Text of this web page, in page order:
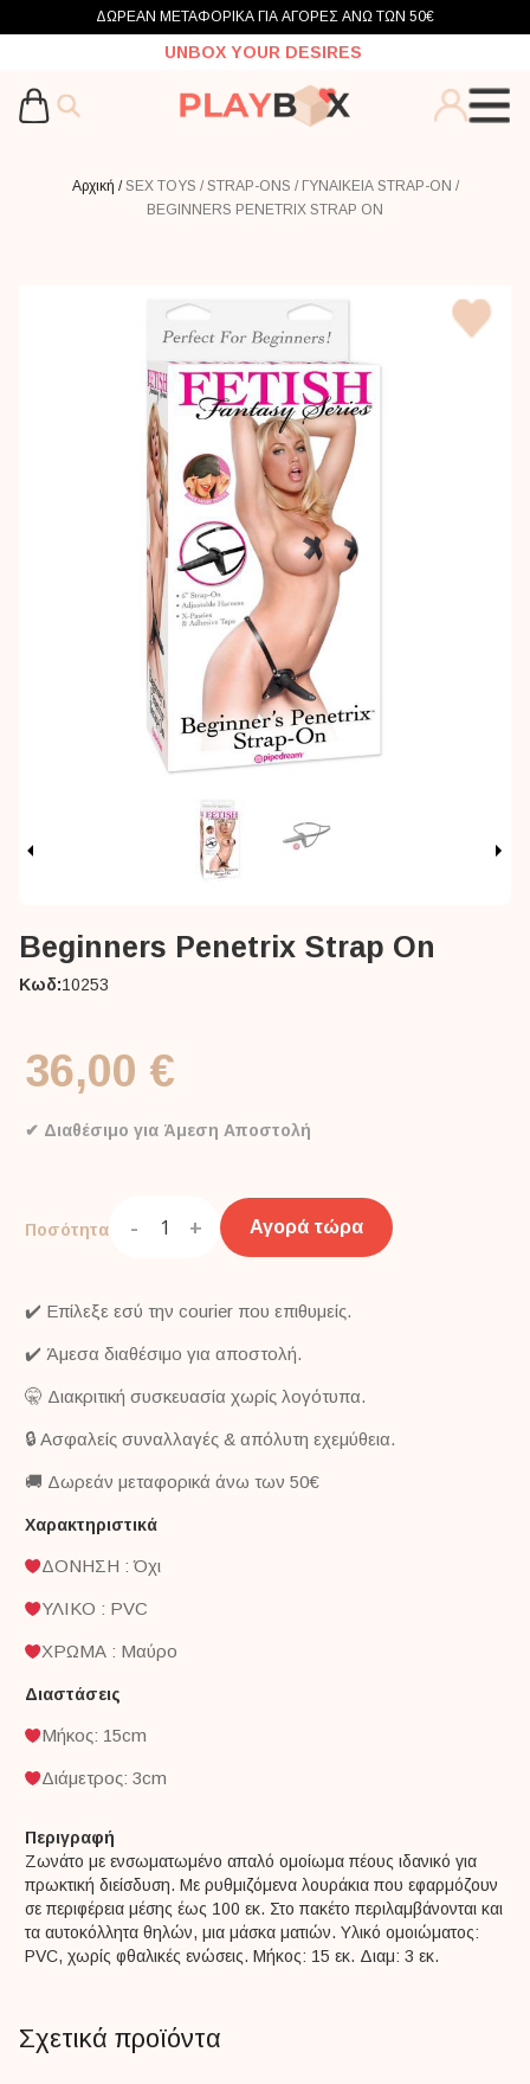
ΔΩΡΕΑΝ ΜΕΤΑΦΟΡΙΚΑ ΓΙΑ ΑΓΟΡΕΣ ΑΝΩ ΤΩΝ 50€
UNBOX YOUR DESIRES
Αρχική /SEX TOYS /STRAP-ONS / ΓΥΝΑΙΚΕΙΑ STRAP-ON /
BEGINNERS PENETRIX STRAP ON
Beginners Penetrix Strap On
Κωδ:10253
36,00 €
✔ Διαθέσιμο για Άμεση Αποστολή
Ποσότητα - + Αγορά τώρα
✔️ Επίλεξε εσύ την courier που επιθυμείς.
✔️ Άμεσα διαθέσιμο για αποστολή.
🤫 Διακριτική συσκευασία χωρίς λογότυπα.
🔒 Ασφαλείς συναλλαγές & απόλυτη εχεμύθεια.
🚚 Δωρεάν μεταφορικά άνω των 50€
Χαρακτηριστικά
ΔΟΝΗΣΗ : Όχι
ΥΛΙΚΟ : PVC
ΧΡΩΜΑ : Μαύρο
Διαστάσεις
Μήκος: 15cm
Διάμετρος: 3cm
Περιγραφή
Ζωνάτο με ενσωματωμένο απαλό ομοίωμα πέους ιδανικό για
πρωκτική διείσδυση. Με ρυθμιζόμενα λουράκια που εφαρμόζουν
σε περιφέρεια μέσης έως 100 εκ. Στο πακέτο περιλαμβάνονται και
τα αυτοκόλλητα θηλών, μια μάσκα ματιών. Υλικό ομοιώματος:
PVC, χωρίς φθαλικές ενώσεις. Μήκος: 15 εκ. Διαμ: 3 εκ.
Σχετικά προϊόντα